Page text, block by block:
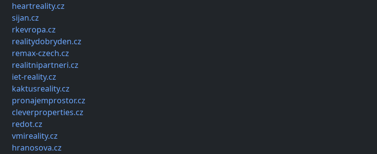
heartreality.cz
sijan.cz
rkevropa.cz
realitydobryden.cz
remax-czech.cz
realitnipartneri.cz
iet-reality.cz
kaktusreality.cz
pronajemprostor.cz
cleverproperties.cz
redot.cz
vmireality.cz
hranosova.cz